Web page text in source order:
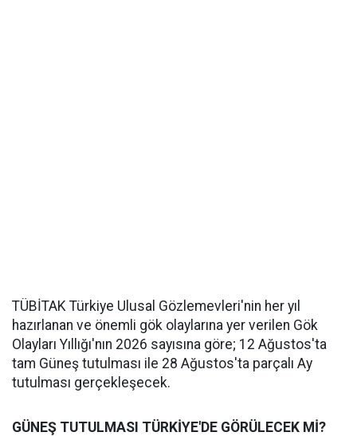
TÜBİTAK Türkiye Ulusal Gözlemevleri'nin her yıl
hazırlanan ve önemli gök olaylarına yer verilen Gök
Olayları Yıllığı'nın 2026 sayısına göre; 12 Ağustos'ta
tam Güneş tutulması ile 28 Ağustos'ta parçalı Ay
tutulması gerçekleşecek.
GÜNEŞ TUTULMASI TÜRKİYE'DE GÖRÜLECEK Mİ?